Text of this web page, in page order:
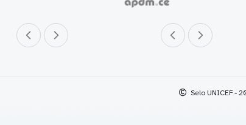
Parceiro anterior
Próximo parceiro Parceiro anterior
Próximo parceiro
© Selo UNICEF -